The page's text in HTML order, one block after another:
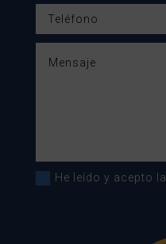
He leído y acepto la